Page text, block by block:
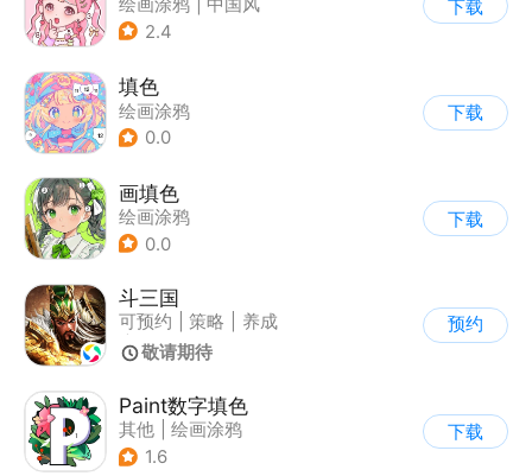
绘画涂鸦
中国风
2.4
下载
填色
绘画涂鸦
0.0
下载
画填色
绘画涂鸦
0.0
下载
斗三国
可预约 策略
养成
| 三国
敬请期待
预约
Paint数字填色
其他
绘画涂鸦
1.6
下载